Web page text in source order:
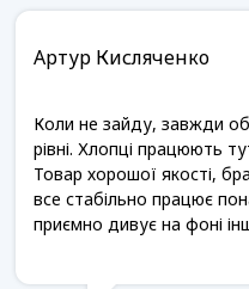
Артур Кисляченко
Коли не зайду, завжди
рівні. Хлопці працюють
Товар хорошої якості,
все стабільно працює
приємно дивує на фоні